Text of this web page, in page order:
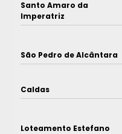
Santo Amaro da
Imperatriz
São Pedro de Alcântara
Caldas
Loteamento Estefano